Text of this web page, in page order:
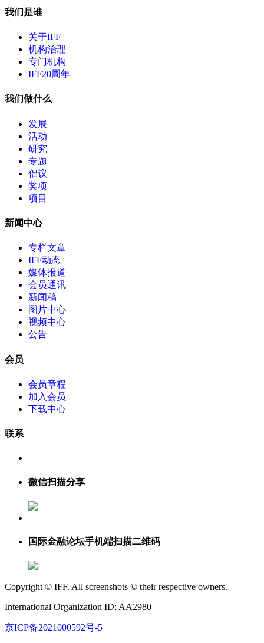
我们是谁
关于IFF
机构治理
专门机构
IFF20周年
我们做什么
发展
活动
研究
专题
倡议
奖项
项目
新闻中心
专栏文章
IFF动态
媒体报道
会员通讯
新闻稿
图片中心
视频中心
公告
会员
会员章程
加入会员
下载中心
联系
微信扫描分享
国际金融论坛手机端扫描二维码
Copyright © IFF. All screenshots © their respective owners.
International Organization ID: AA2980
京ICP备2021000592号-5